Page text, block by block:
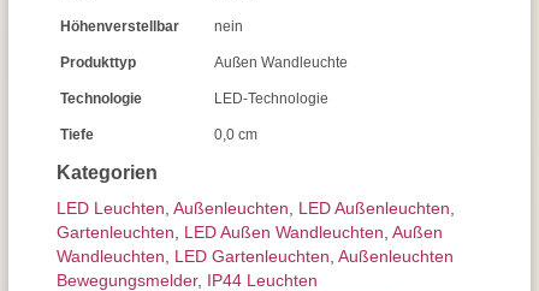
Kategorien
LED Leuchten Außen­leuchten LED Außenleuchten
Gartenleuchten
LED Außen Wandleuchten Außen
Wandleuchten
LED Gartenleuchten Außenleuchten
Bewegungs­melder, IP44 Leuchten
Höhenverstellbar nein
Produkttyp Außen Wandleuchte
Technologie LED-Technologie
Tiefe 0,0 cm